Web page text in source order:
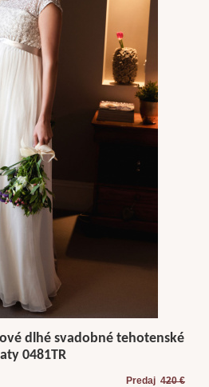
dlhé svadobné tehotenské
0481TR
Predaj 420 €